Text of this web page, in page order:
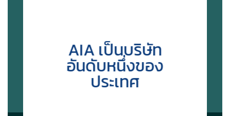
Follow me
AIA เป็นบริษัท
อันดับหนึ่งของ
ประเทศ